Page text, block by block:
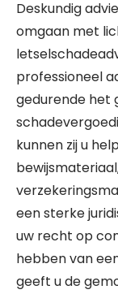
Deskundig
omgaan met
professioneel
gedurende het
kunnen zij u
een sterke
uw recht op
hebben van
geeft u de